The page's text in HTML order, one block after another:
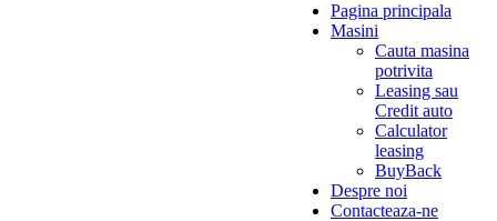
Pagina principala
Masini
Cauta masina
potrivita
Leasing sau
Credit auto
Calculator
leasing
BuyBack
Despre noi
Contacteaza-ne